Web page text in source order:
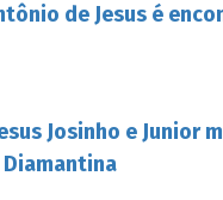
de Jesus é
Josinho e Junior
Diamantina